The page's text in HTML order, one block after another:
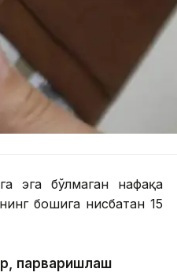
эга бўлмаган нафақа
бошига нисбатан 15
парваришлаш